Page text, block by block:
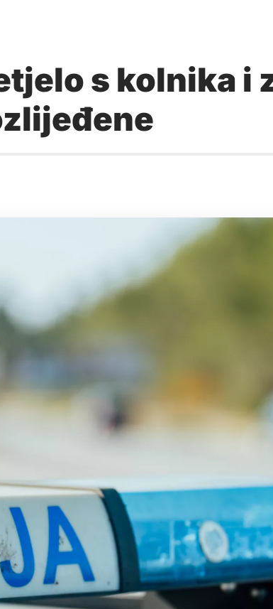
s kolnika i